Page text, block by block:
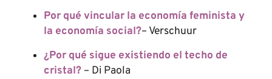
Por qué vincular la economía feminista y
la economía social?– Verschuur
¿Por qué sigue existiendo el techo de
cristal? – Di Paola